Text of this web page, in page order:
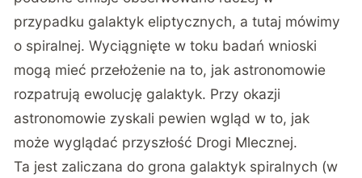
przypadku galaktyk eliptycznych, a tutaj mówimy
o spiralnej. Wyciągnięte w toku badań wnioski
mogą mieć przełożenie na to, jak astronomowie
rozpatrują ewolucję galaktyk. Przy okazji
astronomowie zyskali pewien wgląd w to, jak
może wyglądać przyszłość Drogi Mlecznej.
Ta jest zaliczana do grona galaktyk spiralnych (w